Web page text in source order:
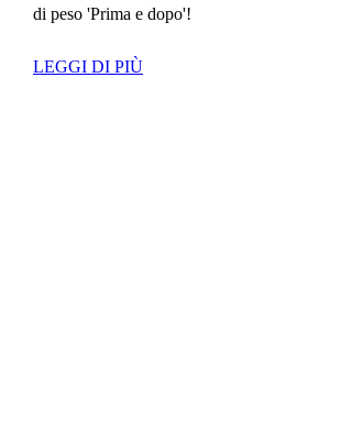
di peso 'Prima e dopo'!
LEGGI DI PIÙ